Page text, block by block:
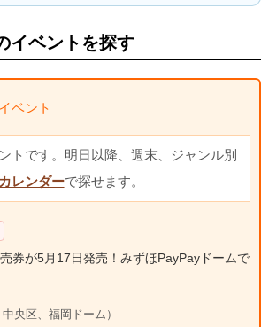
イベントを探す
ベント
トです。明日以降、週末、ジャンル別
レンダーで探せます。
券が5月17日発売！みずほPayPayドームで
央区、福岡ドーム）